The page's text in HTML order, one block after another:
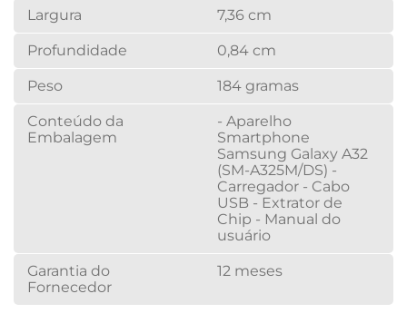
Largura 7,36 cm
Profundidade 0,84 cm
Peso 184 gramas
Conteúdo da
Embalagem
- Aparelho
Smartphone
Samsung Galaxy A32
(SM-A325M/DS) -
Carregador - Cabo
USB - Extrator de
Chip - Manual do
usuário
Garantia do
Fornecedor
12 meses